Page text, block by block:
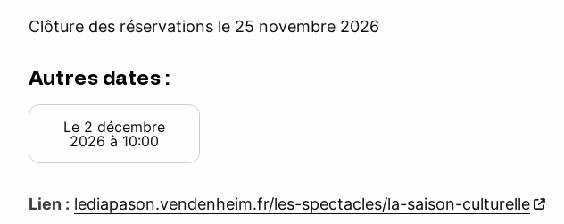
Clôture des réservations le 25 novembre 2026
Autres dates :
Le 2 décembre
2026 à 10:00
Lien : lediapason.vendenheim.fr/les-spectacles/la-saison-culturelle